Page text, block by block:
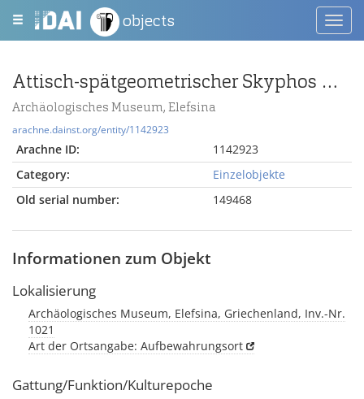
objects
Attisch-spätgeometrischer Skyphos mit Zungenmuster
Archäologisches Museum, Elefsina
arachne.dainst.org/entity/1142923
Arachne ID:
1142923
Category:
Einzelobjekte
Old serial number:
149468
Informationen zum Objekt
Lokalisierung
Archäologisches Museum, Elefsina, Griechenland, Inv.-Nr.
1021
Art der Ortsangabe: Aufbewahrungsort
Gattung/Funktion/Kulturepoche